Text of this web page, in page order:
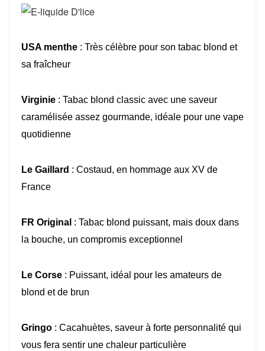
USA menthe : Très célèbre pour son tabac blond et
sa fraîcheur
Virginie : Tabac blond classic avec une saveur
caramélisée assez gourmande, idéale pour une vape
quotidienne
Le Gaillard : Costaud, en hommage aux XV de
France
FR Original : Tabac blond puissant, mais doux dans
la bouche, un compromis exceptionnel
Le Corse : Puissant, idéal pour les amateurs de
blond et de brun
Gringo : Cacahuètes, saveur à forte personnalité qui
vous fera sentir une chaleur particulière